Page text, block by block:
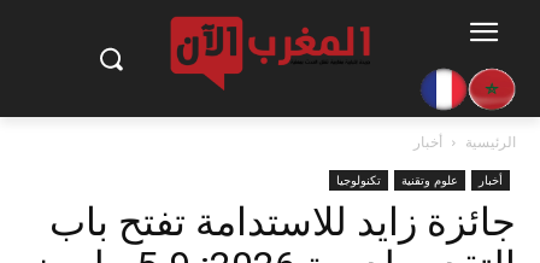
الرئيسية أخبار
أخبار علوم وتقنية تكنولوجيا
جائزة زايد للاستدامة تفتح باب